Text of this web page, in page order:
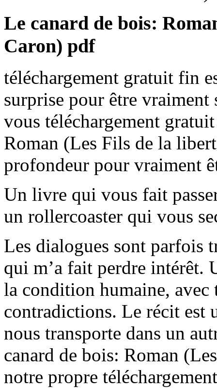
Le canard de bois:
Caron) pdf
téléchargement gratuit fin
surprise pour être
vous téléchargement
Roman (Les Fils de la
profondeur pour vraiment
Un livre qui vous fait
un rollercoaster qui vous
Les dialogues sont parfois
qui m’a fait perdre
la condition humaine, avec
contradictions. Le récit est
nous transporte dans un
canard de bois: Roman
notre propre